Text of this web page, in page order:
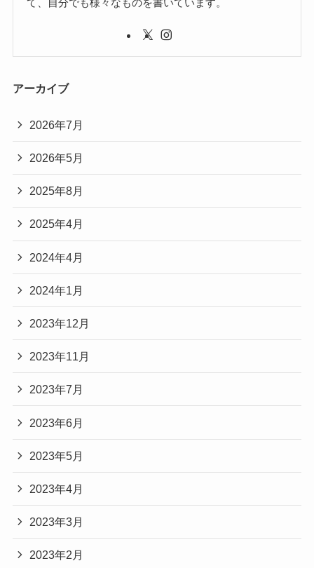
て、自分でも様々なものを書いています。
アーカイブ
2026年7月
2026年5月
2025年8月
2025年4月
2024年4月
2024年1月
2023年12月
2023年11月
2023年7月
2023年6月
2023年5月
2023年4月
2023年3月
2023年2月